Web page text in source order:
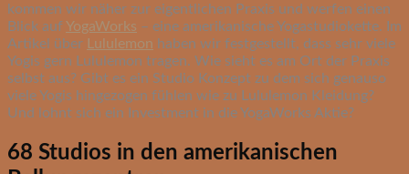
kommen wir näher zur eigentlichen Praxis und werfen einen
Blick auf YogaWorks – eine amerikanische Yogastudiokette. Im
Artikel über
Lululemon haben wir festgestellt, dass sehr viele
Yogis gern Lululemon tragen. Wie sieht es am Ort der Praxis
selbst aus? Gibt es ein Studio Konzept zu dem sich genauso
viele Yogis hingezogen fühlen wie zu Lululemon Kleidung?
Und lohnt sich ein Investment in die YogaWorks Aktie?
68 Studios in den amerikanischen